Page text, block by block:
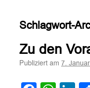
springen
Schlagwort-
Zu den
Publiziert am 7.